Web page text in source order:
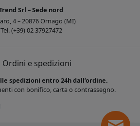
Srl – Sede nord
4 – 20876 Ornago (MI)
Tel. (+39) 02 37927472
Ordini e spedizioni
spedizioni entro 24h dall’ordine.
con bonifico, carta o contrassegno.